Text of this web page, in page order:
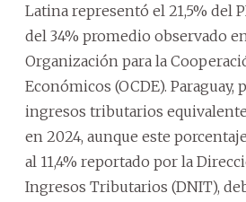
Latina representó el 21,5% del
del 34% promedio observado
Organización para la
Económicos (OCDE). Paraguay,
ingresos tributarios
en 2024, aunque este
al 11,4% reportado por la
Ingresos Tributarios (DNIT),